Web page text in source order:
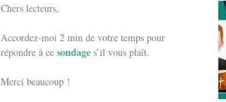
Chers lecteurs,
Accordez-moi 2 min de votre temps pour
répondre à cesondages’il vous plaît.
Merci beaucoup !